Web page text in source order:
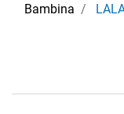
Bambina